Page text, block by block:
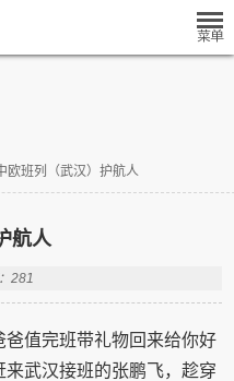
欧班列（武汉）护航人
航人
281
爸值完班带礼物回来给你好
来武汉接班的张鹏飞，趁穿